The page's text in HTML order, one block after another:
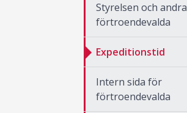
Styrelsen och andra
förtroendevalda
Expeditionstid
Intern sida för
förtroendevalda